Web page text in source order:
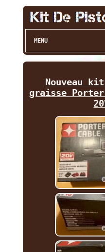
MENU
Nouveau
graisse Porter